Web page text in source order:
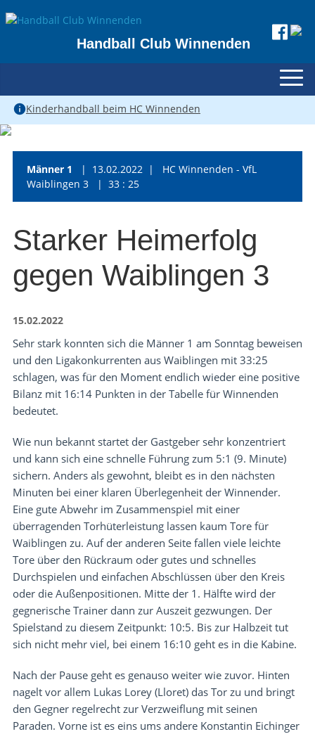
Handball Club Winnenden
Kinderhandball beim HC Winnenden
Männer 1
| 13.02.2022 | HC Winnenden - VfL
Waiblingen 3 | 33 : 25
Starker Heimerfolg
gegen Waiblingen 3
15.02.2022
Sehr stark konnten sich die Männer 1 am Sonntag beweisen
und den Ligakonkurrenten aus Waiblingen mit 33:25
schlagen, was für den Moment endlich wieder eine positive
Bilanz mit 16:14 Punkten in der Tabelle für Winnenden
bedeutet.
Wie nun bekannt startet der Gastgeber sehr konzentriert
und kann sich eine schnelle Führung zum 5:1 (9. Minute)
sichern. Anders als gewohnt, bleibt es in den nächsten
Minuten bei einer klaren Überlegenheit der Winnender.
Eine gute Abwehr im Zusammenspiel mit einer
überragenden Torhüterleistung lassen kaum Tore für
Waiblingen zu. Auf der anderen Seite fallen viele leichte
Tore über den Rückraum oder gutes und schnelles
Durchspielen und einfachen Abschlüssen über den Kreis
oder die Außenpositionen. Mitte der 1. Hälfte wird der
gegnerische Trainer dann zur Auszeit gezwungen. Der
Spielstand zu diesem Zeitpunkt: 10:5. Bis zur Halbzeit tut
sich nicht mehr viel, bei einem 16:10 geht es in die Kabine.
Nach der Pause geht es genauso weiter wie zuvor. Hinten
nagelt vor allem Lukas Lorey (Lloret) das Tor zu und bringt
den Gegner regelrecht zur Verzweiflung mit seinen
Paraden. Vorne ist es eins ums andere Konstantin Eichinger